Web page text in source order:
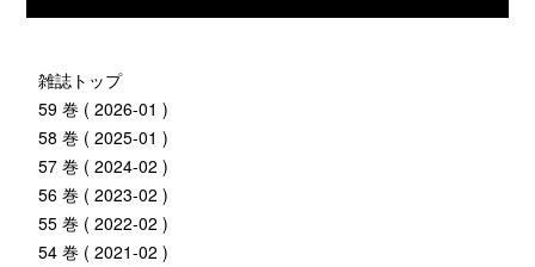
雑誌トップ
59 巻 ( 2026-01 )
58 巻 ( 2025-01 )
57 巻 ( 2024-02 )
56 巻 ( 2023-02 )
55 巻 ( 2022-02 )
54 巻 ( 2021-02 )